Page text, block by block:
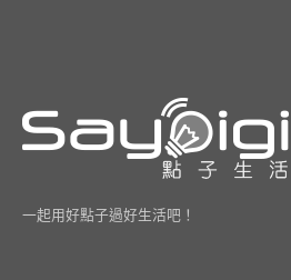
一起用好點子過好生活吧！